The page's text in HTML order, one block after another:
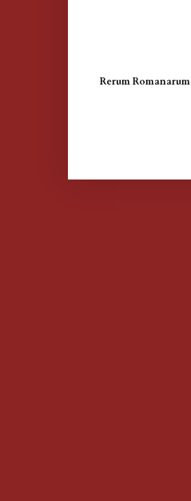
Rerum Romanarum